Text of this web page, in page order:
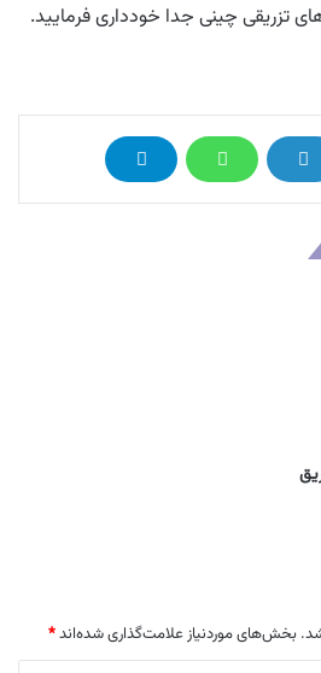
تزریقی چینی جدا خودداری فرمایید.
بخش‌های موردنیاز علامت‌گذاری شده‌اند*